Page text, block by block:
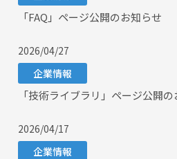
「FAQ」ページ公開のお知らせ
2026/04/27
企業情報
「技術ライブラリ」ページ公開
2026/04/17
企業情報